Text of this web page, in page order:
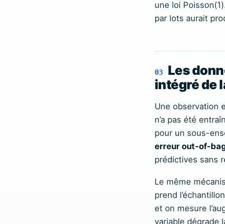
une loi
par lots aurait
03
Les
intégré de
Une observation
n’a pas été
pour un sous-
erreur out-of-
prédictives sans
Le même
prend
et on mesure
variable dégrade